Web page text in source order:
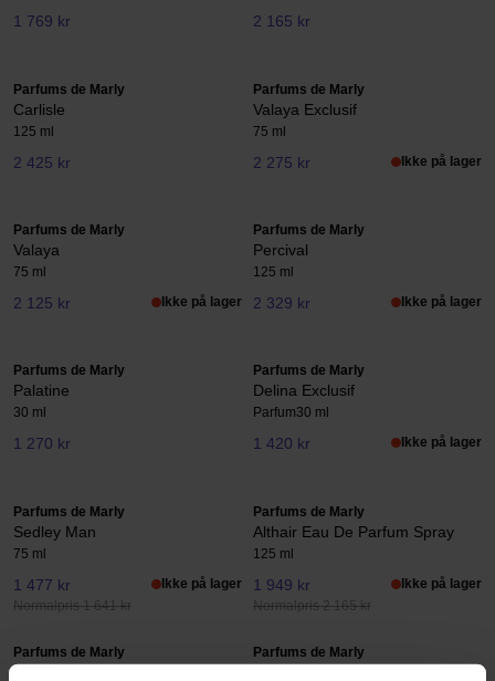
1 769 kr 2 165 kr
Parfums de Marly
Carlisle
125 ml
2 425 kr
Parfums de Marly
Valaya Exclusif
75 ml
2 275 kr Ikke på lager
Parfums de Marly
Valaya
75 ml
2 125 kr Ikke på lager
Parfums de Marly
Percival
125 ml
2 329 kr Ikke på lager
Parfums de Marly
Palatine
30 ml
1 270 kr
Parfums de Marly
Delina Exclusif
Parfum30 ml
1 420 kr Ikke på lager
Parfums de Marly
Sedley Man
75 ml
1 477 kr
Normalpris 1 641 kr
Ikke på lager
Parfums de Marly
Althair Eau De Parfum Spray
125 ml
1 949 kr
Normalpris 2 165 kr
Ikke på lager
Parfums de Marly Parfums de Marly